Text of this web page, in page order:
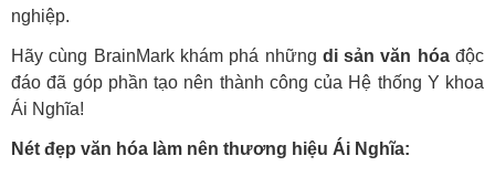
nghiệp.
Hãy cùng BrainMark khám phá những di sản văn hóađộc
đáo đã góp phần tạo nên thành công của Hệ thống Y khoa
Ái Nghĩa!
Nét đẹp văn hóa làm nên thương hiệu Ái Nghĩa: